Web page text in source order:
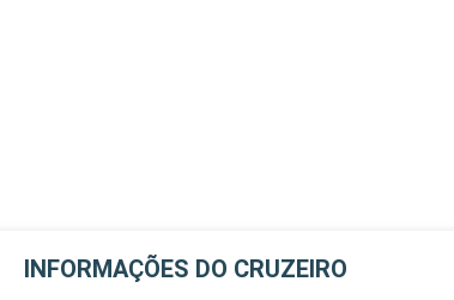
INFORMAÇÕES DO CRUZEIRO